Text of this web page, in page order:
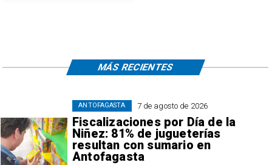
7 de agosto de 2026
Fiscalizaciones por Día de la
Niñez: 81% de jugueterías
resultan con sumario en
Antofagasta
ANTOFAGASTA
MÁS RECIENTES